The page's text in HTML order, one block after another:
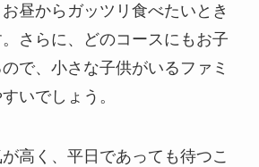
昼からガッツリ食べたいとき
さらに、どのコースにもお子
で、小さな子供がいるファミ
いでしょう。
高く、平日であっても待つこ